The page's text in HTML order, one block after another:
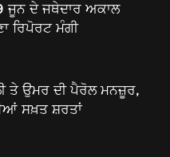
ਜੂਨ ਦੇ ਜਥੇਦਾਰ ਅਕਾਲ
ਰਿਪੋਰਟ ਮੰਗੀ
ਤੇ ਉਮਰ ਦੀ ਪੈਰੋਲ ਮਨਜ਼ੂਰ,
ਸਖ਼ਤ ਸ਼ਰਤਾਂ